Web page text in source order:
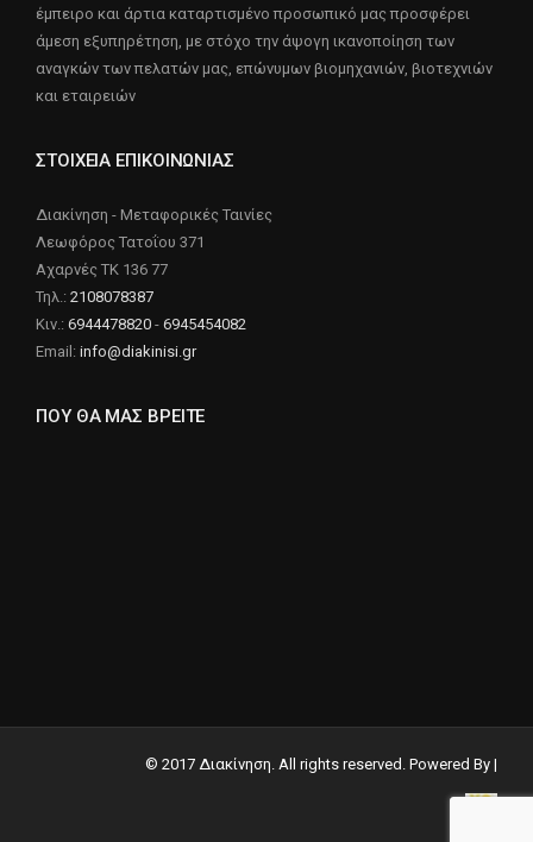
έμπειρο και άρτια καταρτισμένο προσωπικό μας προσφέρει
άμεση εξυπηρέτηση, με στόχο την άψογη ικανοποίηση των
αναγκών των πελατών μας, επώνυμων βιομηχανιών, βιοτεχνιών
και εταιρειών
ΣΤΟΙΧΕΙΑ ΕΠΙΚΟΙΝΩΝΙΑΣ
Διακίνηση - Μεταφορικές Ταινίες
Λεωφόρος Τατοΐου 371
Αχαρνές ΤΚ 136 77
Τηλ.: 2108078387
Κιν.: 6944478820 - 6945454082
Email: info@diakinisi.gr
ΠΟΥ ΘΑ ΜΑΣ ΒΡΕΙΤΕ
© 2017 Διακίνηση. All rights reserved. Powered By |